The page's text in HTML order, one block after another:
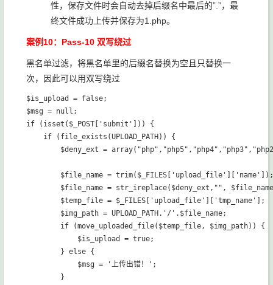
性，保存文件时会自动去掉后缀名中最后的”.”，最
终文件成功上传并保存为1.php。
案例10：Pass-10 双写绕过
黑名单过滤，将黑名单里的后缀名替换为空且只替换一
次，因此可以用双写绕过
$is_upload = false;
$msg = null;
if (isset($_POST['submit'])) {
    if (file_exists(UPLOAD_PATH)) {
$deny_ext =
        $file_name = trim($_FILES['upload_file']['name']);
$file_name = str_ireplace($deny_ext,"",
        $temp_file = $_FILES['upload_file']['tmp_name'];
        $img_path = UPLOAD_PATH.'/'.$file_name;
        if (move_uploaded_file($temp_file, $img_path)) {
            $is_upload = true;
        } else {
            $msg = '上传出错！';
        }